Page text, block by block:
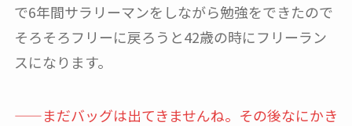
で6年間サラリーマンをしながら勉強をできたので
そろそろフリーに戻ろうと42歳の時にフリーラン
スになります。
——まだバッグは出てきませんね。その後なにかき